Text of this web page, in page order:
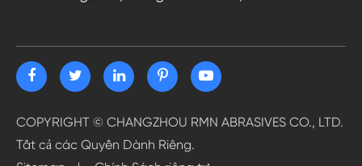
COPYRIGHT © CHANGZHOU RMN ABRASIVES CO., LTD.
Tất cả các Quyền Dành Riêng.